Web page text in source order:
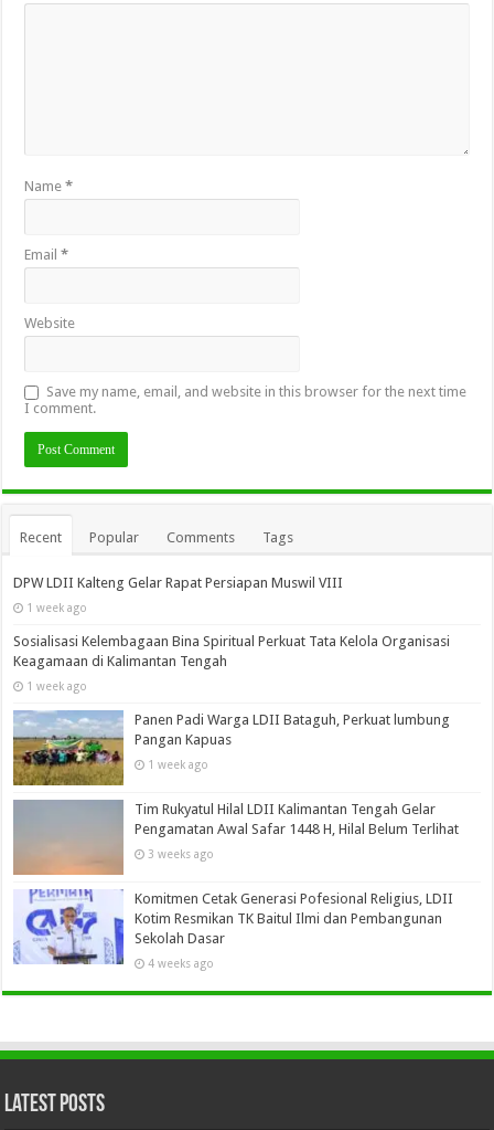
Name*
Email*
Website
Save my name, email, and website in this browser for the next time
I comment.
Recent Popular Comments Tags
DPW LDII Kalteng Gelar Rapat Persiapan Muswil VIII
1 week ago
Sosialisasi Kelembagaan Bina Spiritual Perkuat Tata Kelola Organisasi
Keagamaan di Kalimantan Tengah
1 week ago
Panen Padi Warga LDII Bataguh, Perkuat lumbung
Pangan Kapuas
1 week ago
Tim Rukyatul Hilal LDII Kalimantan Tengah Gelar
Pengamatan Awal Safar 1448 H, Hilal Belum Terlihat
3 weeks ago
Komitmen Cetak Generasi Pofesional Religius, LDII
Kotim Resmikan TK Baitul Ilmi dan Pembangunan
Sekolah Dasar
4 weeks ago
Latest Posts